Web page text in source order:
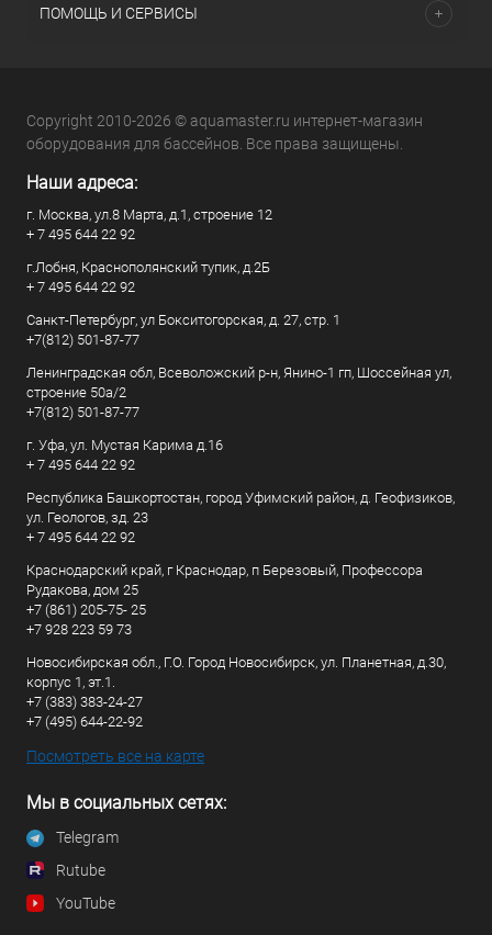
ПОМОЩЬ И СЕРВИСЫ
Copyright 2010-2026 © aquamaster.ru интернет-магазин
оборудования для бассейнов. Все права защищены.
Наши адреса:
г. Москва, ул.8 Марта, д.1, строение 12
+ 7 495 644 22 92
г.Лобня, Краснополянский тупик, д.2Б
+ 7 495 644 22 92
Санкт-Петербург, ул Бокситогорская, д. 27, стр. 1
+7(812) 501-87-77
Ленинградская обл, Всеволожский р-н, Янино-1 гп, Шоссейная ул,
строение 50а/2
+7(812) 501-87-77
г. Уфа, ул. Мустая Карима д.16
+ 7 495 644 22 92
Республика Башкортостан, город Уфимский район, д. Геофизиков,
ул. Геологов, зд. 23
+ 7 495 644 22 92
Краснодарский край, г Краснодар, п Березовый, Профессора
Рудакова, дом 25
+7 (861) 205-75- 25
+7 928 223 59 73
Новосибирская обл., Г.О. Город Новосибирск, ул. Планетная, д.30,
корпус 1, эт.1.
+7 (383) 383-24-27
+7 (495) 644-22-92
Посмотреть все на карте
Мы в социальных сетях:
Telegram
Rutube
YouTube